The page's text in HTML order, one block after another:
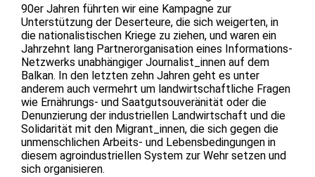
90er Jahren führten wir eine Kampagne zur
Unterstützung der Deserteure, die sich weigerten, in
die nationalistischen Kriege zu ziehen, und waren ein
Jahrzehnt lang Partnerorganisation eines Informations-
Netzwerks unabhängiger Journalist_innen auf dem
Balkan. In den letzten zehn Jahren geht es unter
anderem auch vermehrt um landwirtschaftliche Fragen
wie Ernährungs- und Saatgutsouveränität oder die
Denunzierung der industriellen Landwirtschaft und die
Solidarität mit den Migrant_innen, die sich gegen die
unmenschlichen Arbeits- und Lebensbedingungen in
diesem agroindustriellen System zur Wehr setzen und
sich organisieren.